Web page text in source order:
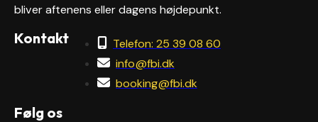
bliver aftenens eller dagens højdepunkt.
Kontakt
Telefon: 25 39 08 60
info@fbi.dk
booking@fbi.dk
Følg os